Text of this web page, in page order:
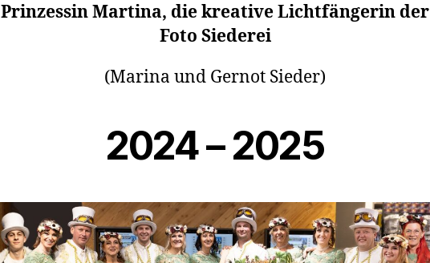
Prinzessin Martina, die kreative Lichtfängerin der
Foto Siederei
(Marina und Gernot Sieder)
2024 – 2025